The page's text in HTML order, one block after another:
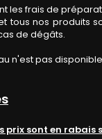
les frais de
tous nos produits
de dégâts.
n'est pas
prix sont en